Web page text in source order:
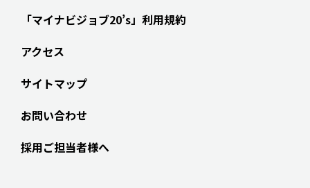
「マイナビジョブ20’s」利用規約
アクセス
サイトマップ
お問い合わせ
採用ご担当者様へ